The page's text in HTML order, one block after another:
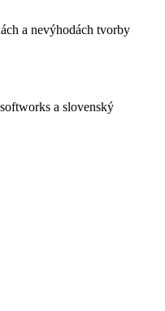
a nevýhodách tvorby
a slovenský